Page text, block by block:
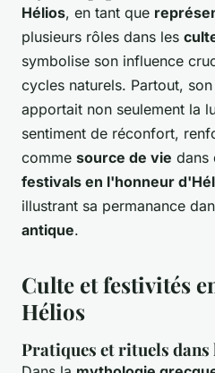
Hélios, en tant que
plusieurs rôles dans les
symbolise son influence
cycles naturels. Partout,
apportait non seulement la
sentiment de réconfort,
comme source de vie dans
festivals en l'honneur
illustrant sa permanance
antique.
Culte et festivités
Hélios
Pratiques et rituels